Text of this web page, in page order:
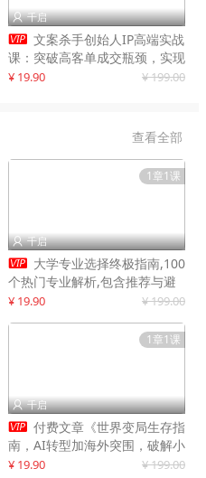
 千启
 文案杀手创始人IP高端实战
课：突破高客单成交瓶颈，实现
IP商业价值最大化
¥ 19.90 ¥ 199.00
查看全部
1章1课
 千启
 大学专业选择终极指南,100
个热门专业解析,包含推荐与避
雷实用建议
¥ 19.90 ¥ 199.00
1章1课
 千启
 付费文章《世界变局生存指
南，AI转型加海外突围，破解小
城市生存陷阱》
¥ 19.90 ¥ 199.00